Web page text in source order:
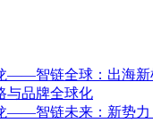
——智链全球：出海新
与品牌全球化
——智链未来：新势力